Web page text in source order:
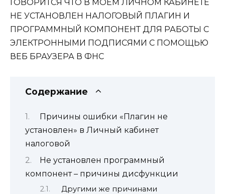
Содержание
Причины ошибки «Плагин не
установлен» в Личный кабинет
налоговой
Не установлен программный
компонент – причины дисфункции
Другими же причинами